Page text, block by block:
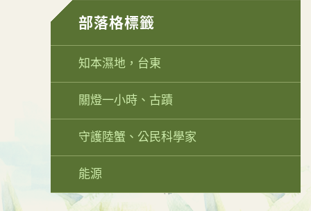
部落格標籤
知本濕地，台東
關燈一小時、古蹟
守護陸蟹、公民科學家
能源